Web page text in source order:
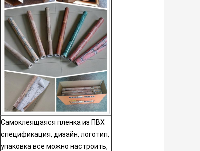
Самоклеящаяся пленка из ПВХ
спецификация, дизайн, логотип,
упаковка все можно настроить,